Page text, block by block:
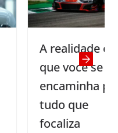
A realidade é
que você se
encaminha para
tudo que
focaliza